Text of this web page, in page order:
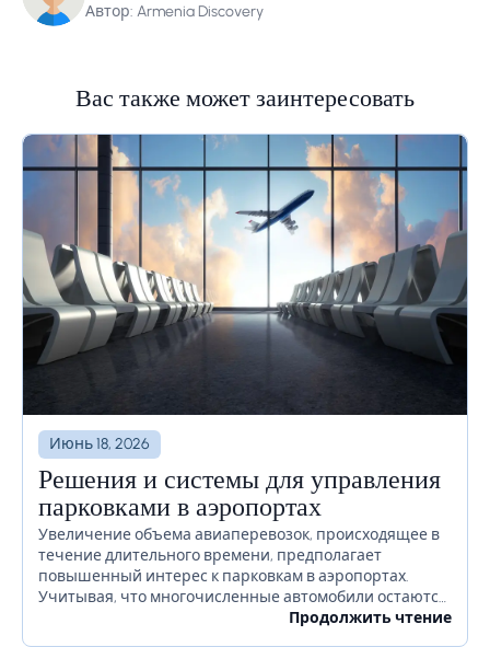
Автор: Armenia Discovery
Вас также может заинтересовать
Июнь 18, 2026
Решения и системы для управления
парковками в аэропортах
Увеличение объема авиаперевозок, происходящее в
течение длительного времени, предполагает
повышенный интерес к парковкам в аэропортах.
Учитывая, что многочисленные автомобили остаются
на территории аэропорта в течение длительного
Продолжить чтение